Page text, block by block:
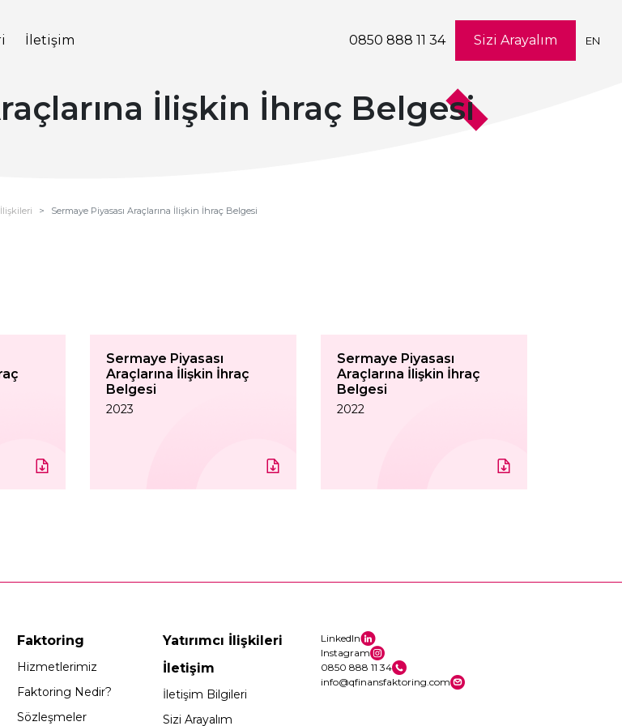
İletişim 0850 888 11 34 Sizi Arayalım EN
İlişkin İhraç Belgesi
İlişkileri Sermaye Piyasası Araçlarına İlişkin İhraç Belgesi
Sermaye Piyasası
Araçlarına İlişkin İhraç
Belgesi
2023
Sermaye Piyasası
Araçlarına İlişkin İhraç
Belgesi
2022
Faktoring
Hizmetlerimiz
Faktoring Nedir?
Sözleşmeler
Yatırımcı İlişkileri
İletişim
İletişim Bilgileri
Sizi Arayalım
LinkedIn
Instagram
0850 888 11 34
info@qfinansfaktoring.com